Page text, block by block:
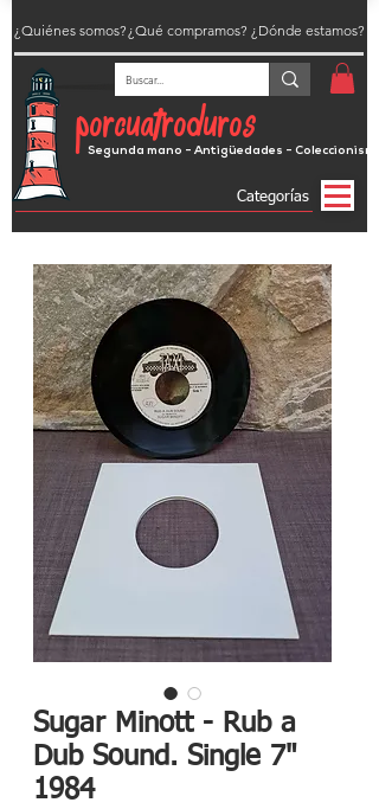
porcuatroduros
Segunda mano - Antigüedades - Coleccionismo
¿Dónde estamos?
¿Quiénes somos?
Categorías
¿Qué compramos?
Sugar Minott - Rub a
Dub Sound. Single 7"
1984